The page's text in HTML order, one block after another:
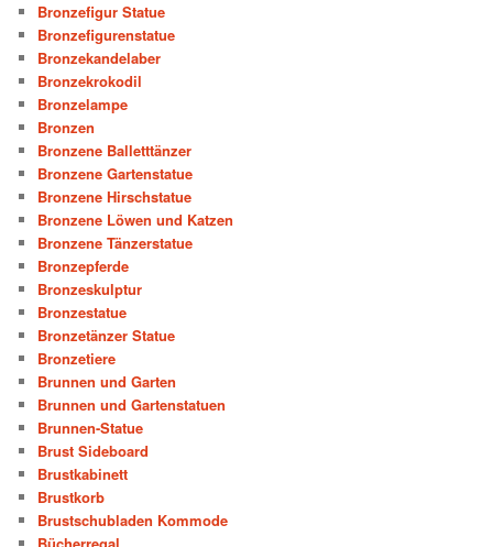
Bronzefigur Statue
Bronzefigurenstatue
Bronzekandelaber
Bronzekrokodil
Bronzelampe
Bronzen
Bronzene Balletttänzer
Bronzene Gartenstatue
Bronzene Hirschstatue
Bronzene Löwen und Katzen
Bronzene Tänzerstatue
Bronzepferde
Bronzeskulptur
Bronzestatue
Bronzetänzer Statue
Bronzetiere
Brunnen und Garten
Brunnen und Gartenstatuen
Brunnen-Statue
Brust Sideboard
Brustkabinett
Brustkorb
Brustschubladen Kommode